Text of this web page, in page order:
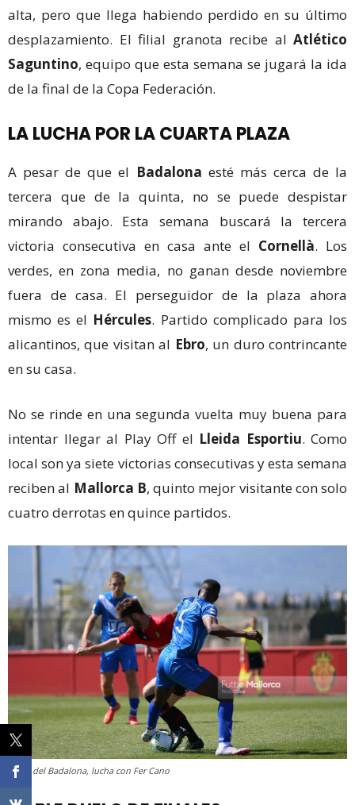
alta, pero que llega habiendo perdido en su último
desplazamiento. El filial granota recibe al Atlético
Saguntino, equipo que esta semana se jugará la ida
de la final de la Copa Federación.
LA LUCHA POR LA CUARTA PLAZA
A pesar de que el Badalona esté más cerca de la
tercera que de la quinta, no se puede despistar
mirando abajo. Esta semana buscará la tercera
victoria consecutiva en casa ante el Cornellà. Los
verdes, en zona media, no ganan desde noviembre
fuera de casa. El perseguidor de la plaza ahora
mismo es el Hércules. Partido complicado para los
alicantinos, que visitan al Ebro, un duro contrincante
en su casa.
No se rinde en una segunda vuelta muy buena para
intentar llegar al Play Off el Lleida Esportiu. Como
local son ya siete victorias consecutivas y esta semana
reciben al Mallorca B, quinto mejor visitante con solo
cuatro derrotas en quince partidos.
Musa del Badalona, lucha con Fer Cano